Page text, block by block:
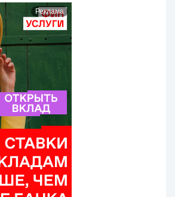
Реклама